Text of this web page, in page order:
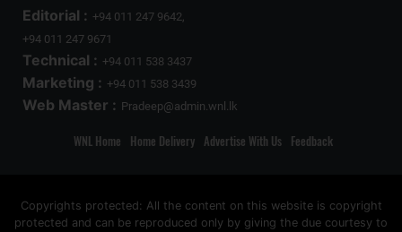
Editorial : +94 011 247 9642,
+94 011 247 9671
Technical : +94 011 538 3437
Marketing : +94 011 538 3439
Web Master : Pradeep@admin.wnl.lk
WNL Home Home Delivery Advertise With Us Feedback
Copyrights protected: All the content on this website is copyright
protected and can be reproduced only by giving the due courtesy to